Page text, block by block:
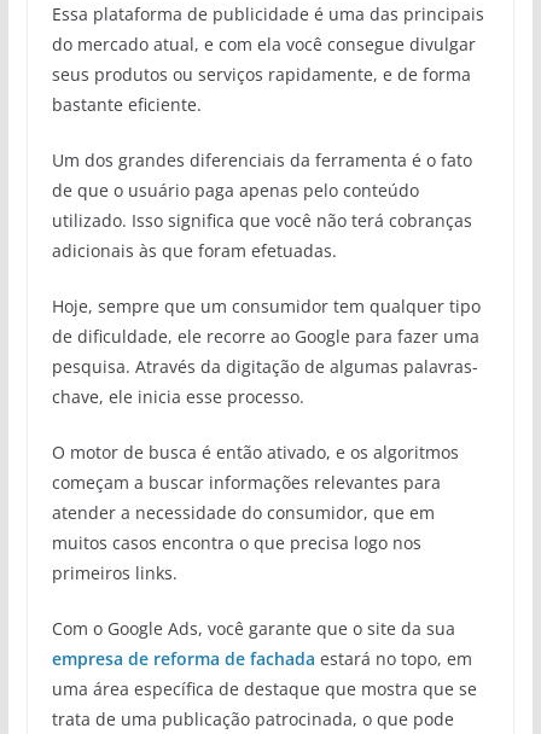
Essa plataforma de publicidade é uma das principais
do mercado atual, e com ela você consegue divulgar
seus produtos ou serviços rapidamente, e de forma
bastante eficiente.
Um dos grandes diferenciais da ferramenta é o fato
de que o usuário paga apenas pelo conteúdo
utilizado. Isso significa que você não terá cobranças
adicionais às que foram efetuadas.
Hoje, sempre que um consumidor tem qualquer tipo
de dificuldade, ele recorre ao Google para fazer uma
pesquisa. Através da digitação de algumas palavras-
chave, ele inicia esse processo.
O motor de busca é então ativado, e os algoritmos
começam a buscar informações relevantes para
atender a necessidade do consumidor, que em
muitos casos encontra o que precisa logo nos
primeiros links.
Com o Google Ads, você garante que o site da sua
empresa de reforma de fachada estará no topo, em
uma área específica de destaque que mostra que se
trata de uma publicação patrocinada, o que pode